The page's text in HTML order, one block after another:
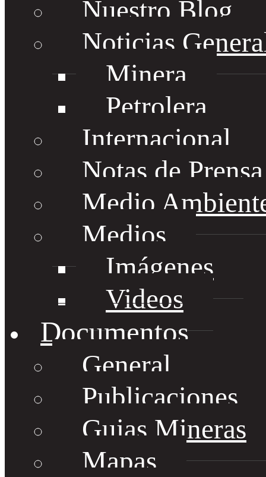
Nuestro Blog
Noticias
Minera
Petrolera
Internacional
Notas de
Medio
Medios
Imágenes
Videos
Documentos
General
Publicaciones
Guias Mineras
Mapas